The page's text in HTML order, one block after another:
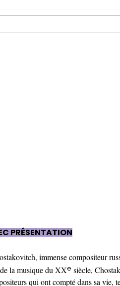
PRÉSENTATION
immense compositeur
la musique du XXe siècle,
qui ont compté dans sa vie,